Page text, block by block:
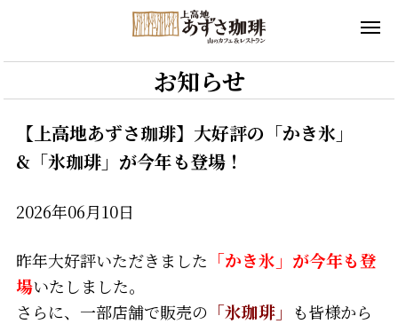
お知らせ
【上高地あずさ珈琲】大好評の「かき氷」
&「氷珈琲」が今年も登場！
2026年06月10日
昨年大好評いただきました 「かき氷」が今年も登
場いたしました。
さらに、一部店舗で販売の 「氷珈琲」
も皆様から